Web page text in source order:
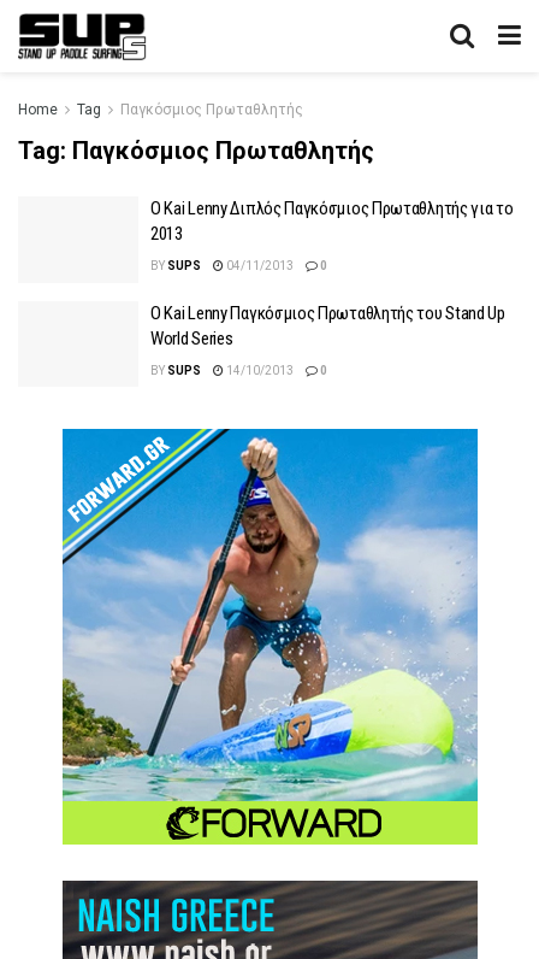
Home Tag Παγκόσμιος Πρωταθλητής
Tag: Παγκόσμιος Πρωταθλητής
O Kai Lenny Διπλός Παγκόσμιος Πρωταθλητής για το
2013
BY SUPS 04/11/2013 0
O Kai Lenny Παγκόσμιος Πρωταθλητής του Stand Up
World Series
BY SUPS 14/10/2013 0